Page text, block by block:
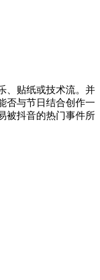
、贴纸或技术流。并
否与节日结合创作一
被抖音的热门事件所